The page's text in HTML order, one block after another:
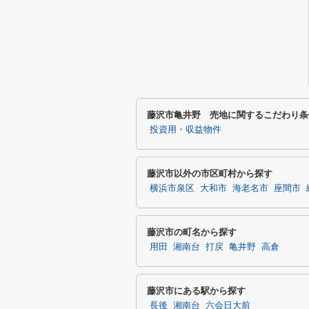
藤沢市亀井野 売地に関するこだわり
投資用・収益物件
藤沢市以外の市区町村から探す
横浜市泉区 大和市 海老名市 座間市
藤沢市の町名から探す
用田 湘南台 打戻 亀井野 高倉
藤沢市にある駅から探す
長後 湘南台 六会日大前